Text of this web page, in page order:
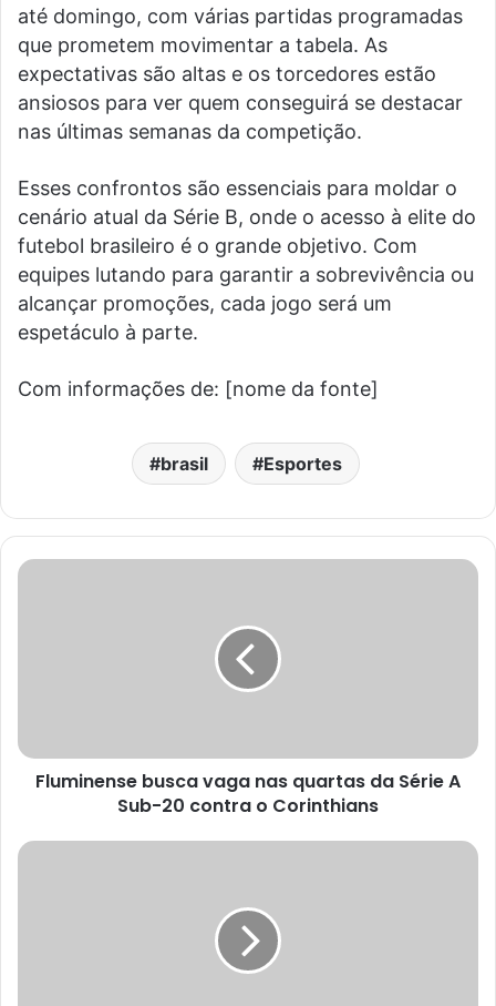
até domingo, com várias partidas programadas
que prometem movimentar a tabela. As
expectativas são altas e os torcedores estão
ansiosos para ver quem conseguirá se destacar
nas últimas semanas da competição.
Esses confrontos são essenciais para moldar o
cenário atual da Série B, onde o acesso à elite do
futebol brasileiro é o grande objetivo. Com
equipes lutando para garantir a sobrevivência ou
alcançar promoções, cada jogo será um
espetáculo à parte.
Com informações de: [nome da fonte]
brasil Esportes
Fluminense busca vaga nas quartas da Série A
Sub-20 contra o Corinthians